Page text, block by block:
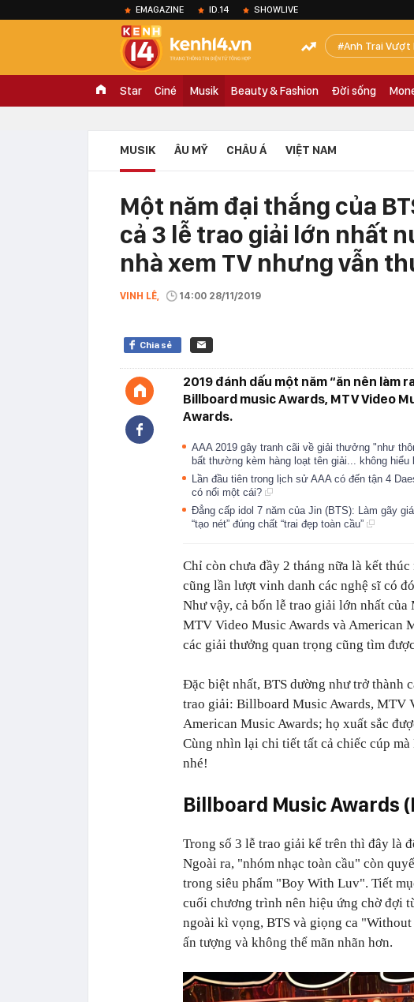
EMAGAZINE ID.14 SHOWLIVE
Anh Trai Vượt
Star Ciné Musik Beauty & Fashion Đời sống
MUSIK ÂU MỸ CHÂU Á VIỆT NAM
Một năm đại thắng của
cả 3 lễ trao giải lớn nhất
nhà xem TV nhưng vẫn
VINH LÊ, 14:00 28/11/2019
Chia sẻ
2019 đánh dấu một năm “ăn nên làm
Billboard music Awards, MTV Video
Awards.
AAA 2019 gây tranh cãi về giải thưởng "như
bất thường kèm hàng loạt tên giải... không hiểu
Lần đầu tiên trong lịch sử AAA có đến tận 4
có nổi một cái?
Đẳng cấp idol 7 năm của Jin (BTS): Làm gãy
“tạo nét” đúng chất “trai đẹp toàn cầu”
Chỉ còn chưa đầy 2 tháng nữa là kết
cũng lần lượt vinh danh các nghệ sĩ có
Như vậy, cả bốn lễ trao giải lớn nhất của
MTV Video Music Awards và American
các giải thưởng quan trọng cũng tìm
Đặc biệt nhất, BTS dường như trở thành
trao giải: Billboard Music Awards, MTV
American Music Awards; họ xuất sắc
Cùng nhìn lại chi tiết tất cả chiếc cúp
nhé!
Billboard Music Awards
Trong số 3 lễ trao giải kể trên thì đây là
Ngoài ra, "nhóm nhạc toàn cầu" còn
trong siêu phẩm "Boy With Luv". Tiết
cuối chương trình nên hiệu ứng chờ đợi
ngoài kì vọng, BTS và giọng ca
ấn tượng và không thể mãn nhãn hơn.